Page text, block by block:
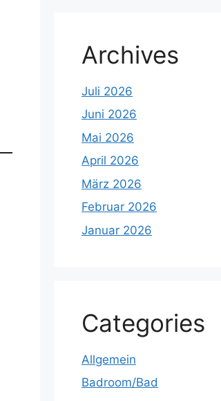
Archives
Juli 2026
Juni 2026
Mai 2026
April 2026
März 2026
Februar 2026
Januar 2026
Categories
Allgemein
Badroom/Bad